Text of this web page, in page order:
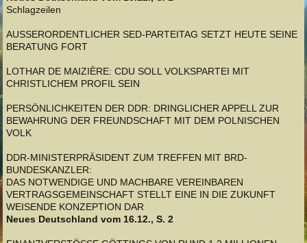
Schlagzeilen
AUSSERORDENTLICHER SED-PARTEITAG SETZT HEUTE SEINE
BERATUNG FORT
LOTHAR DE MAIZIÈRE: CDU SOLL VOLKSPARTEI MIT
CHRISTLICHEM PROFIL SEIN
PERSÖNLICHKEITEN DER DDR: DRINGLICHER APPELL ZUR
BEWAHRUNG DER FREUNDSCHAFT MIT DEM POLNISCHEN
VOLK
DDR-MINISTERPRÄSIDENT ZUM TREFFEN MIT BRD-
BUNDESKANZLER:
DAS NOTWENDIGE UND MACHBARE VEREINBAREN
VERTRAGSGEMEINSCHAFT STELLT EINE IN DIE ZUKUNFT
WEISENDE KONZEPTION DAR
Neues Deutschland vom 16.12., S. 2